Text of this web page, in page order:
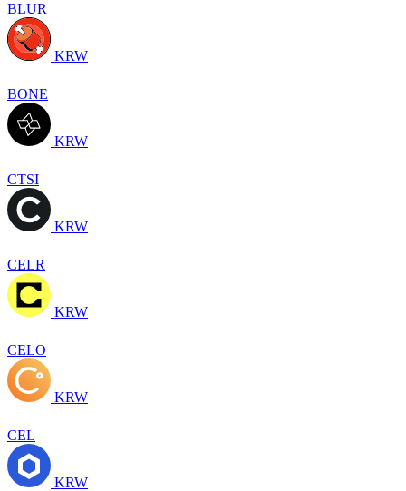
BLUR
KRW
BONE
KRW
CTSI
KRW
CELR
KRW
CELO
KRW
CEL
KRW